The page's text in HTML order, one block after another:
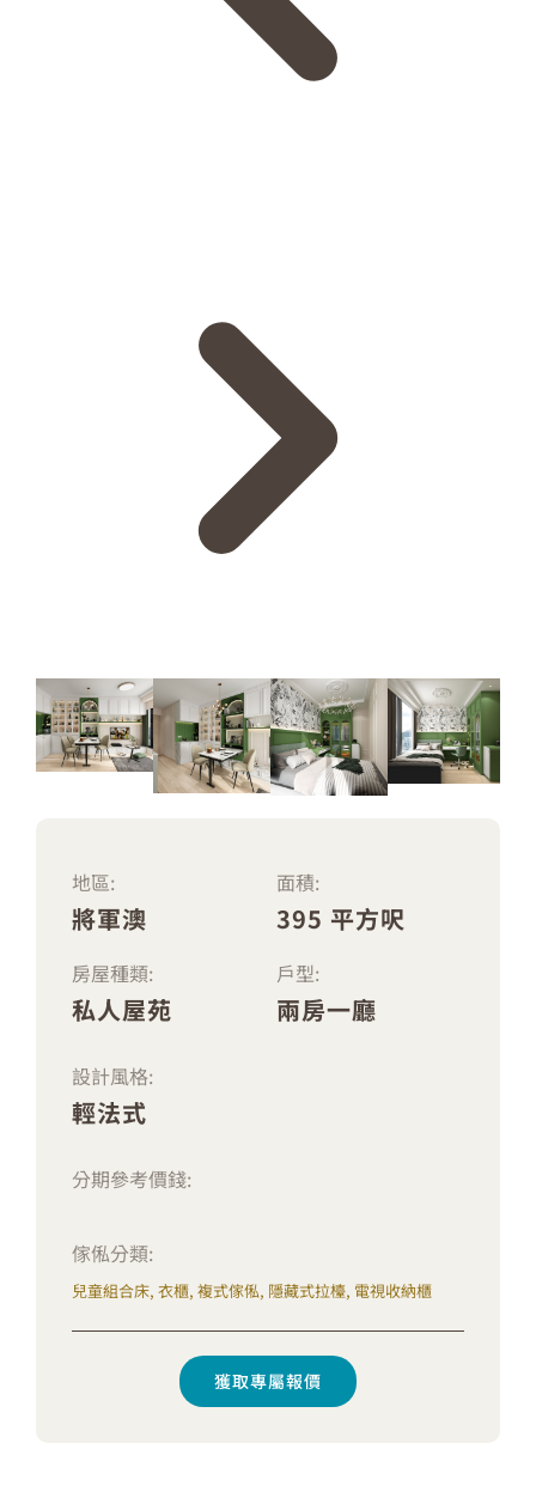
地區:
將軍澳
面積:
395 平方呎
房屋種類:
私人屋苑
戶型:
兩房一廳
設計風格:
輕法式
分期參考價錢:
傢俬分類:
兒童組合床, 衣櫃, 複式傢俬, 隱藏式拉檯, 電視收納櫃
獲取專屬報價